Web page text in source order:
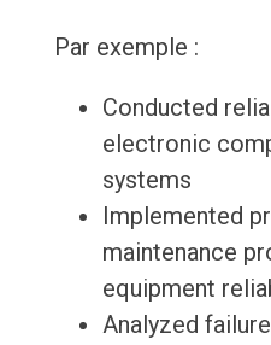
Par exemple :
Conducted
electronic
systems
Implemented
maintenance
equipment
Analyzed